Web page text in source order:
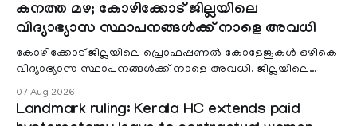
കനത്ത മഴ; കോഴിക്കോട് ജില്ലയിലെ
വിദ്യാഭ്യാസ സ്ഥാപനങ്ങൾക്ക് നാളെ അവധി
കോഴിക്കോട് ജില്ലയിലെ പ്രൊഫഷണൽ കോളേജുകൾ ഒഴികെ
വിദ്യാഭ്യാസ സ്ഥാപനങ്ങൾക്ക് നാളെ അവധി. ജില്ലയിലെ
07 Aug 2026
Landmark ruling: Kerala HC extends paid